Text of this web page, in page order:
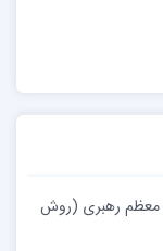
معظم رهبری (روش